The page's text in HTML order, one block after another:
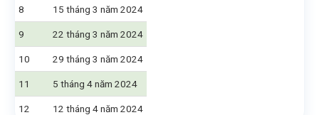
8 15 tháng 3 năm 2024
9 22 tháng 3 năm 2024
10 29 tháng 3 năm 2024
11 5 tháng 4 năm 2024
12 12 tháng 4 năm 2024